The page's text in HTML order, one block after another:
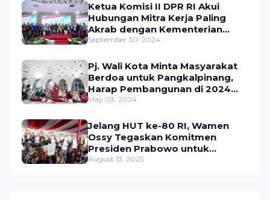
Ketua Komisi II DPR RI Akui
Hubungan Mitra Kerja Paling
Akrab dengan Kementerian
ATR/BPN
September 30, 2024
Pj. Wali Kota Minta Masyarakat
Berdoa untuk Pangkalpinang,
Harap Pembangunan di 2024
Berjalan Lancar
May 03, 2024
Jelang HUT ke-80 RI, Wamen
Ossy Tegaskan Komitmen
Presiden Prabowo untuk
Menyejahterakan Rakyat
August 13, 2025